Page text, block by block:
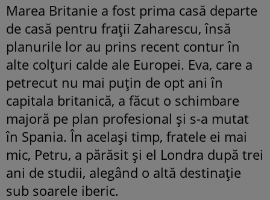
Marea Britanie a fost prima casă departe
de casă pentru frații Zaharescu, însă
planurile lor au prins recent contur în
alte colțuri calde ale Europei. Eva, care a
petrecut nu mai puțin de opt ani în
capitala britanică, a făcut o schimbare
majoră pe plan profesional și s-a mutat
în Spania. În același timp, fratele ei mai
mic, Petru, a părăsit și el Londra după trei
ani de studii, alegând o altă destinație
sub soarele iberic.